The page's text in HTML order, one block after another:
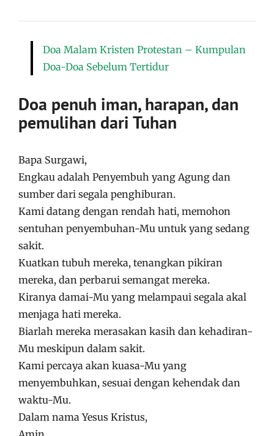
Doa Malam Kristen Protestan – Kumpulan
Doa-Doa Sebelum Tertidur
Doa penuh iman, harapan, dan
pemulihan dari Tuhan
Bapa Surgawi,
Engkau adalah Penyembuh yang Agung dan
sumber dari segala penghiburan.
Kami datang dengan rendah hati, memohon
sentuhan penyembuhan-Mu untuk yang sedang
sakit.
Kuatkan tubuh mereka, tenangkan pikiran
mereka, dan perbarui semangat mereka.
Kiranya damai-Mu yang melampaui segala akal
menjaga hati mereka.
Biarlah mereka merasakan kasih dan kehadiran-
Mu meskipun dalam sakit.
Kami percaya akan kuasa-Mu yang
menyembuhkan, sesuai dengan kehendak dan
waktu-Mu.
Dalam nama Yesus Kristus,